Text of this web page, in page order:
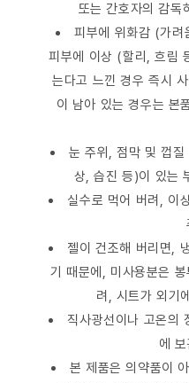
또는 간호자의 감독
피부에 위화감 (가려
피부에 이상 (할리, 흐림
는다고 느낀 경우 즉시
이 남아 있는 경우는 본
눈 주위, 점막 및 껍
상, 습진 등)이 있는
실수로 먹어 버려, 이
젤이 건조해 버리면,
기 때문에, 미사용분은
려, 시트가 외기
직사광선이나 고온의
에
본 제품은 의약품이